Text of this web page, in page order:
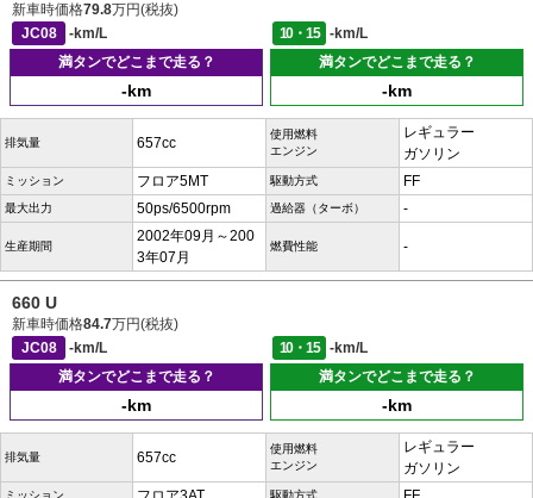
新車時価格79.8万円(税抜)
JC08
-km/L 10・15
-km/L
満タンでどこまで走る？
-km
満タンでどこまで走る？
-km
排気量 657cc
使用燃料
エンジン
レギュラー
ガソリン
ミッション フロア5MT 駆動方式 FF
最大出力 50ps/6500rpm 過給器（ターボ） -
生産期間
2002年09月～200
3年07月
燃費性能 -
660 U
新車時価格84.7万円(税抜)
JC08
-km/L 10・15
-km/L
満タンでどこまで走る？
-km
満タンでどこまで走る？
-km
排気量 657cc
使用燃料
エンジン
レギュラー
ガソリン
ミッション 駆動方式